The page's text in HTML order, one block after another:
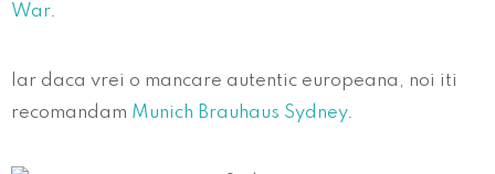
War.
Iar daca vrei o mancare autentic europeana, noi iti
recomandam Munich Brauhaus Sydney.